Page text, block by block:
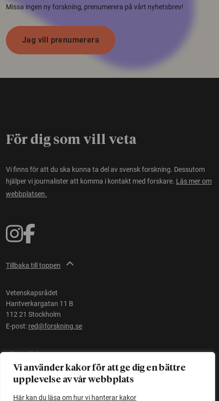
Vi använder kakor för att ge dig en bättre
upplevelse av vår webbplats
Här kan du läsa om hur vi hanterar kakor
Missa ingen ny forskning, prenumerera på vårt nyhetsbrev!
Jag vill prenumerera
För dig som vill veta
Vi finns för att du ska kunna ta del av svensk forskning. Dessutom
hjälper vi journalister att komma i kontakt med forskare. Läs mer om
webbplatsen.
Tillbaka till toppen
Vetenskapsrådet
Hantverkargatan 11 B
112 21 Stockholm
E-post: red@forskning.se
Tillgänglighet
Ett initiativ avVetenskapsrådet